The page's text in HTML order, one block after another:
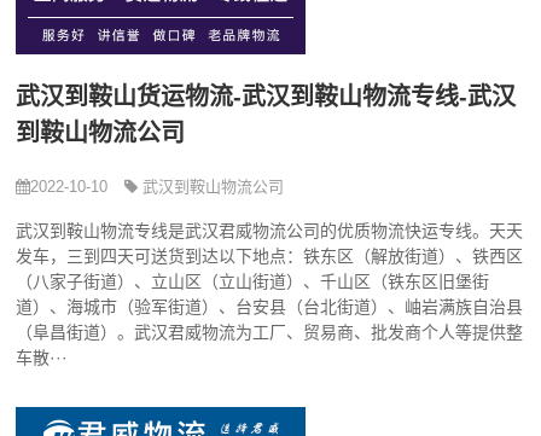
武汉到鞍山货运物流-武汉到鞍山物流专线-武汉
到鞍山物流公司
2022-10-10 武汉到鞍山物流公司
武汉到鞍山物流专线是武汉君威物流公司的优质物流快运专线。天天
发车，三到四天可送货到达以下地点：铁东区（解放街道）、铁西区
（八家子街道）、立山区（立山街道）、千山区（铁东区旧堡街
道）、海城市（验军街道）、台安县（台北街道）、岫岩满族自治县
（阜昌街道）。武汉君威物流为工厂、贸易商、批发商个人等提供整
车散···